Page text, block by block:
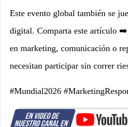
Este evento global también se
digital. Comparta este artículo ➡️
en marketing, comunicación o
necesitan participar sin correr
#Mundial2026